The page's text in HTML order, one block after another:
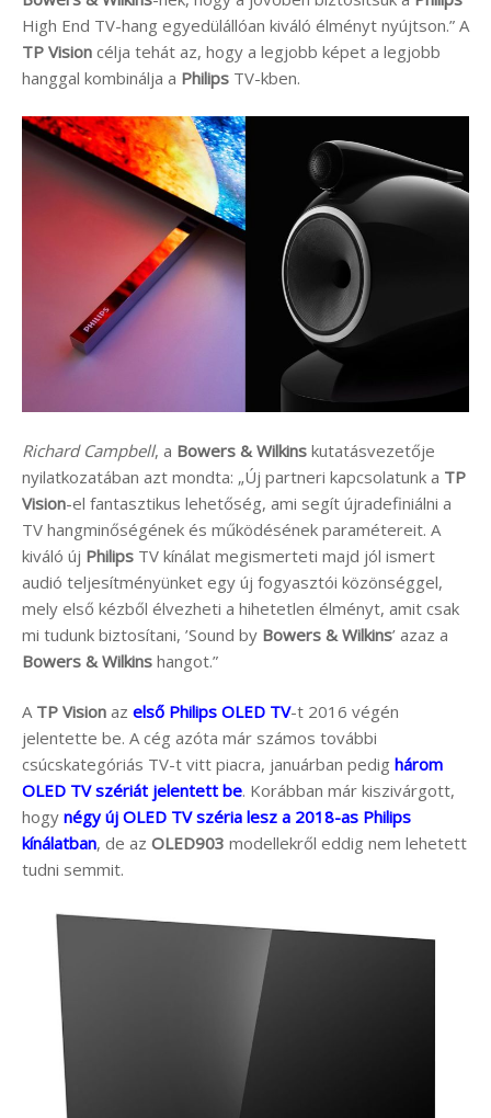
High End TV-hang egyedülállóan kiváló élményt nyújtson.” A
TP Vision célja tehát az, hogy a legjobb képet a legjobb
hanggal kombinálja a Philips TV-kben.
Richard Campbell, a Bowers & Wilkins kutatásvezetője
nyilatkozatában azt mondta: „Új partneri kapcsolatunk a TP
Vision-el fantasztikus lehetőség, ami segít újradefiniálni a
TV hangminőségének és működésének paramétereit. A
kiváló új Philips TV kínálat megismerteti majd jól ismert
audió teljesítményünket egy új fogyasztói közönséggel,
mely első kézből élvezheti a hihetetlen élményt, amit csak
mi tudunk biztosítani, ’Sound by Bowers & Wilkins’ azaz a
Bowers & Wilkins hangot.”
A TP Vision az első Philips OLED TV-t 2016 végén
jelentette be. A cég azóta már számos további
csúcskategóriás TV-t vitt piacra, januárban pedig három
OLED TV szériát jelentett be. Korábban már kiszivárgott,
hogy négy új OLED TV széria lesz a 2018-as Philips
kínálatban, de az OLED903 modellekről eddig nem lehetett
tudni semmit.